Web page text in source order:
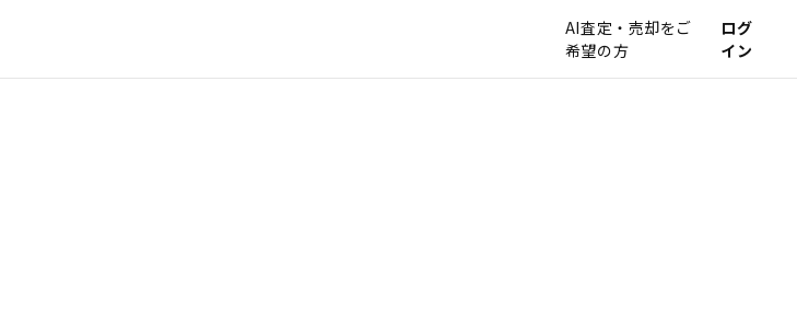
AI査定・売却をご
希望の方
ログ
イン